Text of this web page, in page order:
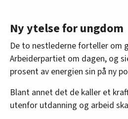
Ny ytelse for ungdom
De to nestlederne forteller om
Arbeiderpartiet om dagen, og
prosent av energien sin på ny
Blant annet det de kaller et
utenfor utdanning og arbeid